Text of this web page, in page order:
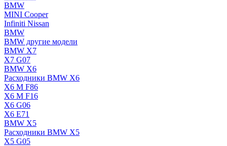
BMW
MINI Cooper
Infiniti Nissan
BMW
BMW другие модели
BMW X7
X7 G07
BMW X6
Расходники BMW X6
X6 M F86
X6 M F16
X6 G06
X6 E71
BMW X5
Расходники BMW X5
X5 G05